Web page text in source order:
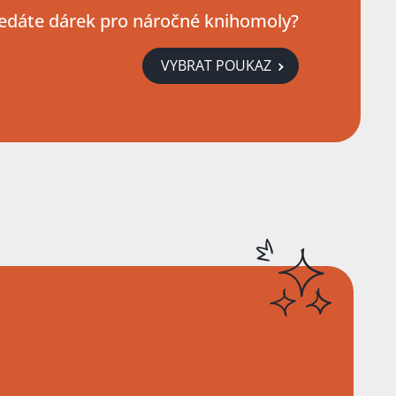
dárek pro náročné knihomoly?
VYBRAT POUKAZ